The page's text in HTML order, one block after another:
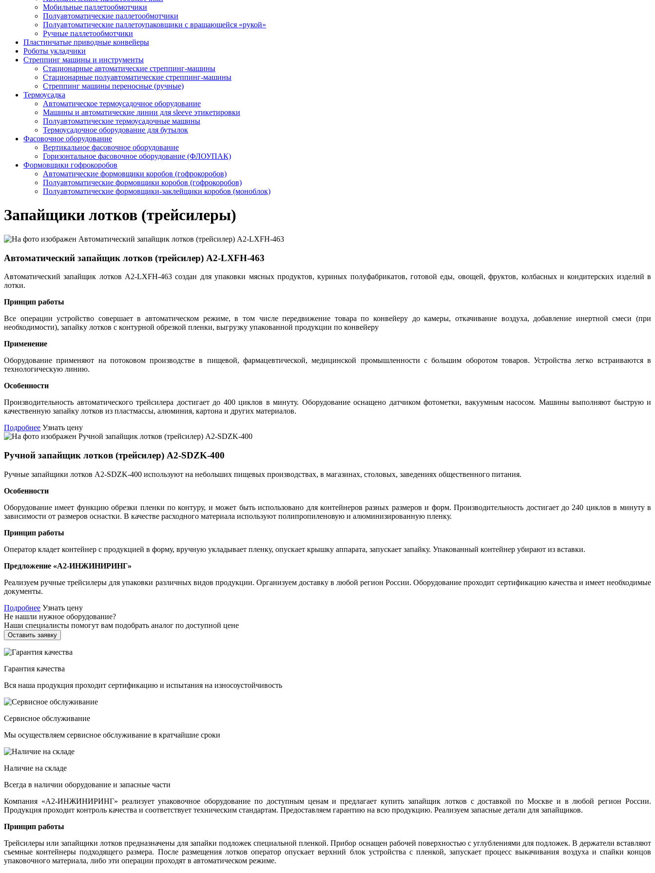
Мобильные паллетообмотчики
Полуавтоматические паллетообмотчики
Полуавтоматические паллетоупаковщики с вращающейся «рукой»
Ручные паллетообмотчики
Пластинчатые приводные конвейеры
Роботы укладчики
Стреппинг машины и инструменты
Стационарные автоматические стреппинг-машины
Стационарные полуавтоматические стреппинг-машины
Стреппинг машины переносные (ручные)
Термоусадка
Автоматическое термоусадочное оборудование
Машины и автоматические линии для sleeve этикетировки
Полуавтоматические термоусадочные машины
Термоусадочное оборудование для бутылок
Фасовочное оборудование
Вертикальное фасовочное оборудование
Горизонтальное фасовочное оборудование (ФЛОУПАК)
Формовщики гофрокоробов
Автоматические формовщики коробов (гофрокоробов)
Полуавтоматические формовщики коробов (гофрокоробов)
Полуавтоматические формовщики-заклейщики коробов (моноблок)
Запайщики лотков (трейсилеры)
Автоматический запайщик лотков (трейсилер) А2-LXFH-463
Автоматический запайщик лотков А2-LXFH-463 создан для упаковки мясных продуктов, куриных полуфабрикатов, готовой еды, овощей, фруктов, колбасных и кондитерских изделий в
лотки.
Принцип работы
Все операции устройство совершает в автоматическом режиме, в том числе передвижение товара по конвейеру до камеры, откачивание воздуха, добавление инертной смеси (при
необходимости), запайку лотков с контурной обрезкой пленки, выгрузку упакованной продукции по конвейеру
Применение
Оборудование применяют на потоковом производстве в пищевой, фармацевтической, медицинской промышленности с большим оборотом товаров. Устройства легко встраиваются в
технологическую линию.
Особенности
Производительность автоматического трейсилера достигает до 400 циклов в минуту. Оборудование оснащено датчиком фотометки, вакуумным насосом. Машины выполняют быструю и
качественную запайку лотков из пластмассы, алюминия, картона и других материалов.
Подробнее Узнать цену
Ручной запайщик лотков (трейсилер) А2-SDZK-400
Ручные запайщики лотков А2-SDZK-400 используют на небольших пищевых производствах, в магазинах, столовых, заведениях общественного питания.
Особенности
Оборудование имеет функцию обрезки пленки по контуру, и может быть использовано для контейнеров разных размеров и форм. Производительность достигает до 240 циклов в минуту в
зависимости от размеров оснастки. В качестве расходного материала используют полипропиленовую и алюминизированную пленку.
Принцип работы
Оператор кладет контейнер с продукцией в форму, вручную укладывает пленку, опускает крышку аппарата, запускает запайку. Упакованный контейнер убирают из вставки.
Предложение «А2-ИНЖИНИРИНГ»
Реализуем ручные трейсилеры для упаковки различных видов продукции. Организуем доставку в любой регион России. Оборудование проходит сертификацию качества и имеет необходимые
документы.
Подробнее Узнать цену
Не нашли нужное оборудование?
Наши специалисты помогут вам подобрать аналог по доступной цене
Оставить заявку
Гарантия качества
Вся наша продукция проходит сертификацию и испытания на износоустойчивость
Сервисное обслуживание
Мы осуществляем сервисное обслуживание в кратчайшие сроки
Наличие на складе
Всегда в наличии оборудование и запасные части
Компания «А2-ИНЖИНИРИНГ» реализует упаковочное оборудование по доступным ценам и предлагает купить запайщик лотков с доставкой по Москве и в любой регион России.
Продукция проходит контроль качества и соответствует техническим стандартам. Предоставляем гарантию на всю продукцию. Реализуем запасные детали для запайщиков.
Принцип работы
Трейсилеры или запайщики лотков предназначены для запайки подложек специальной пленкой. Прибор оснащен рабочей поверхностью с углублениями для подложек. В держатели вставляют
съемные контейнеры подходящего размера. После размещения лотков оператор опускает верхний блок устройства с пленкой, запускает процесс выкачивания воздуха и спайки концов
упаковочного материала, либо эти операции проходят в автоматическом режиме.